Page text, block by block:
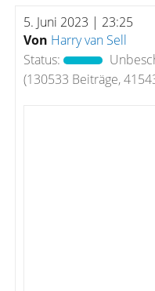
5. Juni 2023 | 23:25
Von Harry van Sell
Status:
(130533 Beiträge,